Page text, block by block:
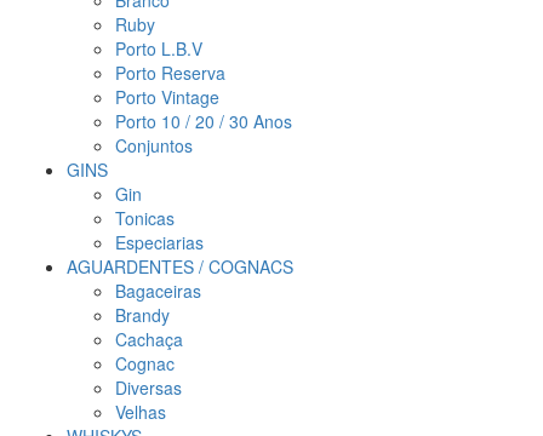
Ruby
Porto L.B.V
Porto Reserva
Porto Vintage
Porto 10 / 20 / 30 Anos
Conjuntos
GINS
Gin
Tonicas
Especiarias
AGUARDENTES / COGNACS
Bagaceiras
Brandy
Cachaça
Cognac
Diversas
Velhas